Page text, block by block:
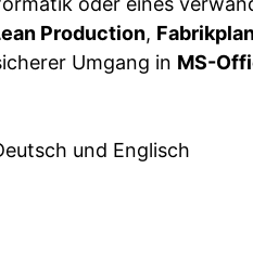
Production,
Umgang in MS-
und Englisch